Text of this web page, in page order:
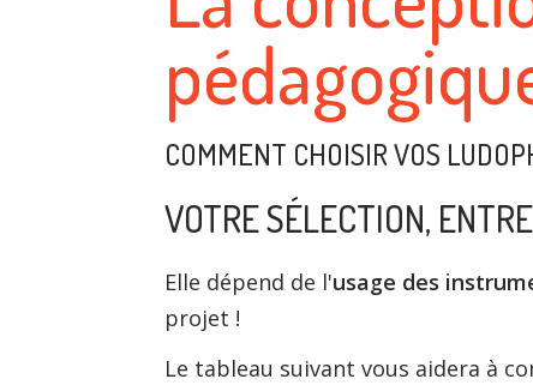
COMMENT CHOISIR VOS
VOTRE SÉLECTION,
Elle dépend de l'usage des
projet !
Le tableau suivant vous aidera à